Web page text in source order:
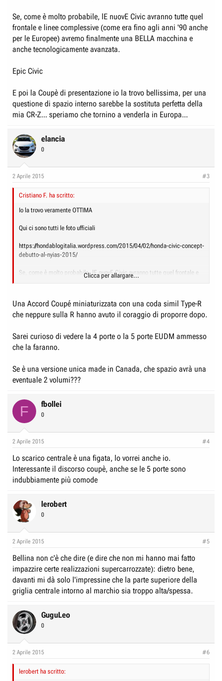
Se, come è molto probabile, lE nuovE Civic avranno tutte quel
frontale e linee complessive (come era fino agli anni '90 anche
per le Europee) avremo finalmente una BELLA macchina e
anche tecnologicamente avanzata.
Epic Civic
E poi la Coupè di presentazione io la trovo bellissima, per una
questione di spazio interno sarebbe la sostituta perfetta della
mia CR-Z... speriamo che tornino a venderla in Europa...
elancia
0
2 Aprile 2015 #3
Cristiano F. ha scritto:
Io la trovo veramente OTTIMA
Qui ci sono tutti le foto ufficiali
https://hondablogitalia.wordpress.com/2015/04/02/honda-civic-concept-
debutto-al-nyias-2015/
Se, come è molto probabile, lE nuovE Civic avranno tutte quel frontale e
linee complessive (come era fino agli anni '90 anche per le Europee)
avanzata.
Epic Civic
E poi la Coupè di presentazione io la trovo bellissima, per una questione
di spazio interno sarebbe la sostituta perfetta della mia CR-Z... speriamo
che tornino a venderla in Europa...
Clicca per allargare...
Una Accord Coupé miniaturizzata con una coda simil Type-R
che neppure sulla R hanno avuto il coraggio di proporre dopo.
Sarei curioso di vedere la 4 porte o la 5 porte EUDM ammesso
che la faranno.
Se è una versione unica made in Canada, che spazio avrà una
eventuale 2 volumi???
F fbollei
0
2 Aprile 2015 #4
Lo scarico centrale è una figata, lo vorrei anche io.
Interessante il discorso coupè, anche se le 5 porte sono
indubbiamente più comode
lerobert
0
2 Aprile 2015 #5
Bellina non c'è che dire (e dire che non mi hanno mai fatto
impazzire certe realizzazioni supercarrozzate): dietro bene,
davanti mi dà solo l'impressine che la parte superiore della
griglia centrale intorno al marchio sia troppo alta/spessa.
GuguLeo
0
2 Aprile 2015 #6
lerobert ha scritto: